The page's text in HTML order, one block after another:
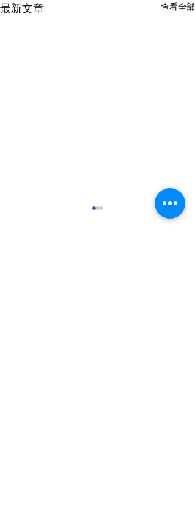
最新文章 查看全部